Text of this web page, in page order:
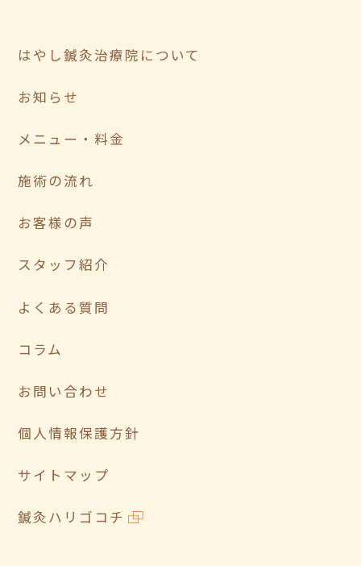
はやし鍼灸治療院について
お知らせ
メニュー・料金
施術の流れ
お客様の声
スタッフ紹介
よくある質問
コラム
お問い合わせ
個人情報保護方針
サイトマップ
鍼灸ハリゴコチ